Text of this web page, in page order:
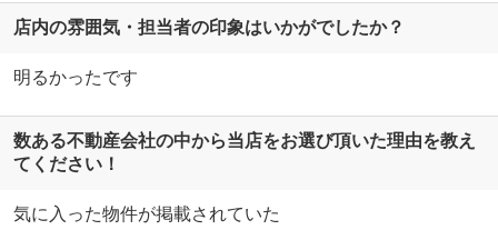
店内の雰囲気・担当者の印象はいかがでしたか？
明るかったです
数ある不動産会社の中から当店をお選び頂いた理由を教え
てください！
気に入った物件が掲載されていた